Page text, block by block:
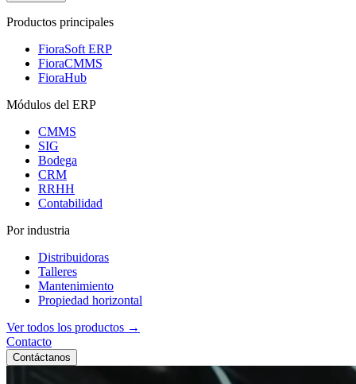
Productos principales
FioraSoft ERP
FioraCMMS
FioraHub
Módulos del ERP
CMMS
SIG
Bodega
CRM
RRHH
Contabilidad
Por industria
Distribuidoras
Talleres
Mantenimiento
Propiedad horizontal
Ver todos los productos →
Contacto
Contáctanos